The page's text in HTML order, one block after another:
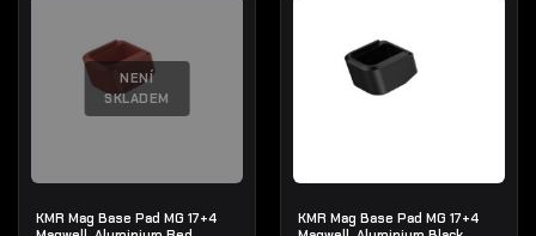
NENÍ
SKLADEM
KMR Mag Base Pad MG 17+4
KMR Mag Base Pad MG 17+4